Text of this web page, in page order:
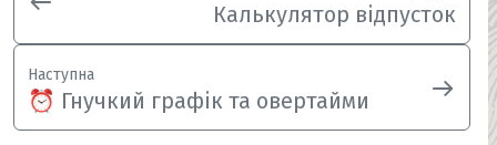
Калькулятор відпусток
Наступна
⏰ Гнучкий графік та овертайми